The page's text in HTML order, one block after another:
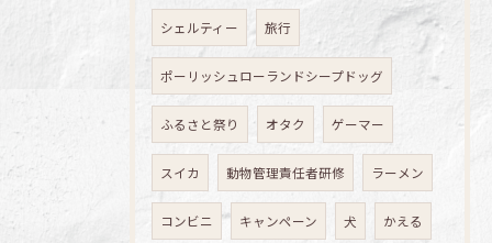
シェルティー 旅行
ポーリッシュローランドシープドッグ
ふるさと祭り オタク ゲーマー
スイカ 動物管理責任者研修 ラーメン
コンビニ キャンペーン 犬 かえる